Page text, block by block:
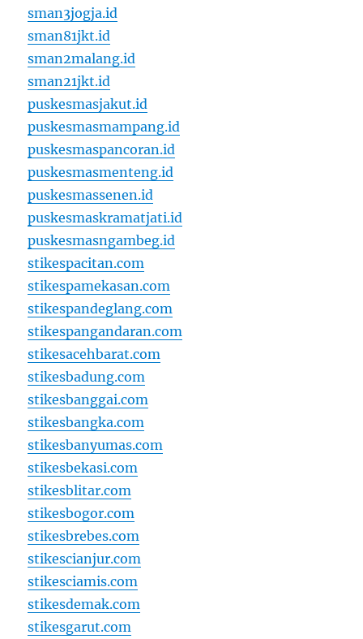
sman3jogja.id
sman81jkt.id
sman2malang.id
sman21jkt.id
puskesmasjakut.id
puskesmasmampang.id
puskesmaspancoran.id
puskesmasmenteng.id
puskesmassenen.id
puskesmaskramatjati.id
puskesmasngambeg.id
stikespacitan.com
stikespamekasan.com
stikespandeglang.com
stikespangandaran.com
stikesacehbarat.com
stikesbadung.com
stikesbanggai.com
stikesbangka.com
stikesbanyumas.com
stikesbekasi.com
stikesblitar.com
stikesbogor.com
stikesbrebes.com
stikescianjur.com
stikesciamis.com
stikesdemak.com
stikesgarut.com